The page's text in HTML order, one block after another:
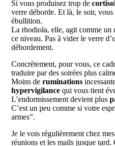
Si vous produisez trop de
verre déborde. Et là, le soir,
ébullition.
La rhodiola, elle, agit comme un
ce niveau. Pas à vider le verre
débordement.
Concrètement, pour vous, ce
traduire par des soirées plus
Moins de ruminations
hypervigilance qui vous tient
L’endormissement devient plus
C’est un peu comme si votre
armes”.
Je le vois régulièrement chez
réunions et les mails jusque tard.